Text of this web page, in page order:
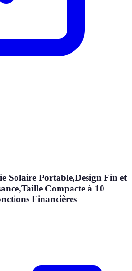
Solaire Portable,Design Fin et
Compacte à 10
Financières